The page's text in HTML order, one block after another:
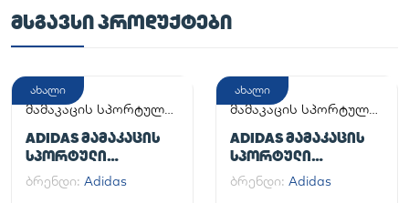
ᲛᲡᲒᲐᲕᲡᲘ ᲞᲠᲝᲓᲣᲥᲢᲔᲑᲘ
ახალი
მამაკაცის სპორტული
ADIDAS ᲛᲐᲛᲐᲙᲐᲪᲘᲡ
ᲡᲞᲝᲠᲢᲣᲚᲘ
ᲤᲔᲮᲡᲐᲪᲛᲔᲚᲘ
ADILETTE
ბრენდი: Adidas
ახალი
მამაკაცის სპორტული
ADIDAS ᲛᲐᲛᲐᲙᲐᲪᲘᲡ
ᲡᲞᲝᲠᲢᲣᲚᲘ
ᲤᲔᲮᲡᲐᲪᲛᲔᲚᲘ
HANDBALL SPEZIAL
ბრენდი: Adidas